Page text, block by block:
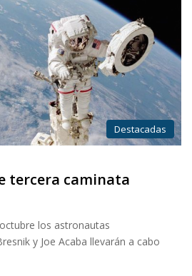
Destacadas
tercera caminata
los astronautas
y Joe Acaba llevarán a cabo